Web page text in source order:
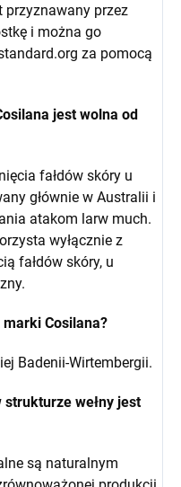
przyznawany przez
i można go
za pomocą
jest wolna od
fałdów skóry u
głównie w Australii i
atakom larw much.
wyłącznie z
fałdów skóry, u
Cosilana?
Badenii-Wirtembergii.
wełny jest
są naturalnym